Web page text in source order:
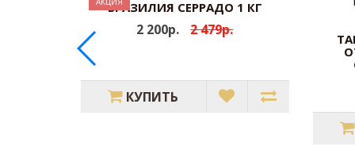
БРАЗИЛИЯ СЕРРАДО 1 КГ
2 200р. 2 479р.
КУПИТЬ